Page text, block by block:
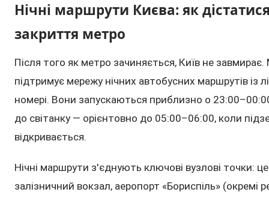
Нічні маршрути Києва: як
закриття метро
Після того як метро зачиняється, Київ не завмирає.
підтримує мережу нічних автобусних маршрутів із
номері. Вони запускаються приблизно о
до світанку — орієнтовно до 05:00–06:00, коли
відкривається.
Нічні маршрути з'єднують ключові вузлові точки:
залізничний вокзал, аеропорт «Бориспіль» (окремі